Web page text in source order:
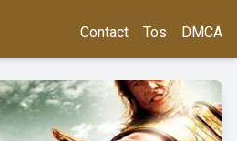
Contact Tos DMCA